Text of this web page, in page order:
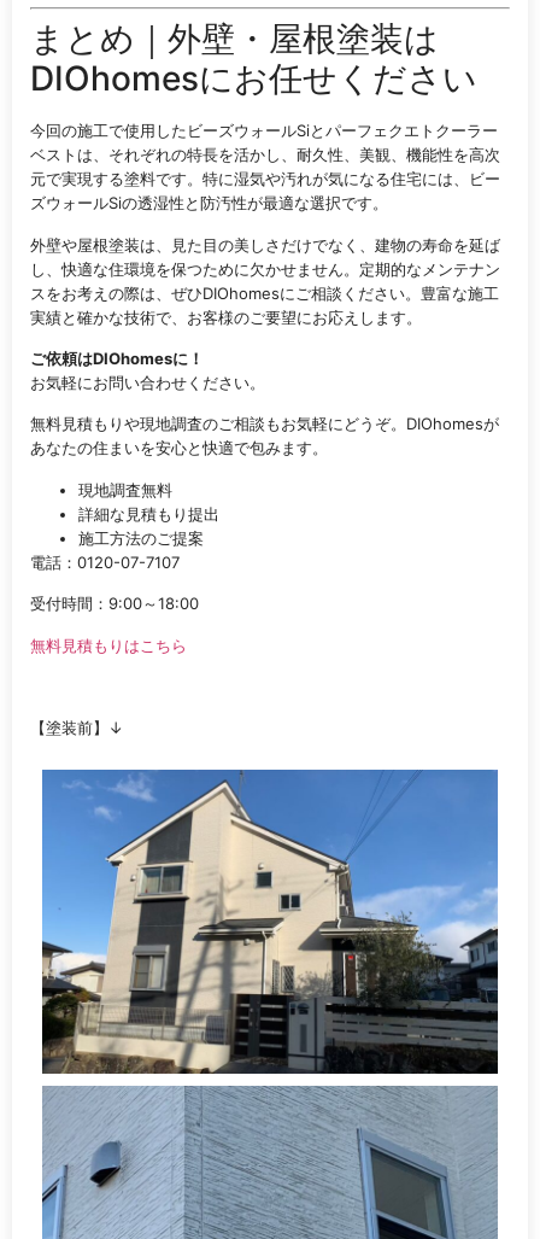
まとめ｜外壁・屋根塗装は
DIOhomesにお任せください
今回の施工で使用したビーズウォールSiとパーフェクエトクーラー
ベストは、それぞれの特長を活かし、耐久性、美観、機能性を高次
元で実現する塗料です。特に湿気や汚れが気になる住宅には、ビー
ズウォールSiの透湿性と防汚性が最適な選択です。
外壁や屋根塗装は、見た目の美しさだけでなく、建物の寿命を延ば
し、快適な住環境を保つために欠かせません。定期的なメンテナン
スをお考えの際は、ぜひDIOhomesにご相談ください。豊富な施工
実績と確かな技術で、お客様のご要望にお応えします。
ご依頼はDIOhomesに！
お気軽にお問い合わせください。
無料見積もりや現地調査のご相談もお気軽にどうぞ。DIOhomesが
あなたの住まいを安心と快適で包みます。
現地調査無料
詳細な見積もり提出
施工方法のご提案
電話：0120-07-7107
受付時間：9:00～18:00
無料見積もりはこちら
【塗装前】↓